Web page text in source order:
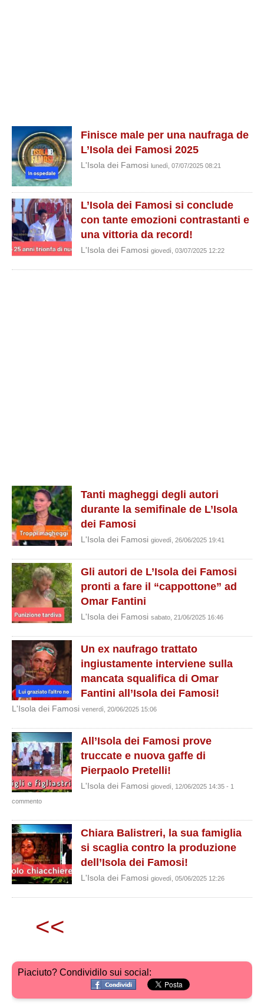
Finisce male per una naufraga de
L’Isola dei Famosi 2025
L'Isola dei Famosi lunedì, 07/07/2025 08:21
L’Isola dei Famosi si conclude
con tante emozioni contrastanti e
una vittoria da record!
L'Isola dei Famosi giovedì, 03/07/2025 12:22
Tanti magheggi degli autori
durante la semifinale de L’Isola
dei Famosi
L'Isola dei Famosi giovedì, 26/06/2025 19:41
Gli autori de L’Isola dei Famosi
pronti a fare il “cappottone” ad
Omar Fantini
L'Isola dei Famosi sabato, 21/06/2025 16:46
Un ex naufrago trattato
ingiustamente interviene sulla
mancata squalifica di Omar
Fantini all’Isola dei Famosi!
L'Isola dei Famosi venerdì, 20/06/2025 15:06
All’Isola dei Famosi prove
truccate e nuova gaffe di
Pierpaolo Pretelli!
L'Isola dei Famosi giovedì, 12/06/2025 14:35 - 1
commento
Chiara Balistreri, la sua famiglia
si scaglia contro la produzione
dell’Isola dei Famosi!
L'Isola dei Famosi giovedì, 05/06/2025 12:26
<<
Piaciuto? Condividilo sui social: